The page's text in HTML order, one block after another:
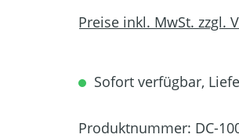
Preise inkl. MwSt. zzgl.
Sofort verfügbar,
Produktnummer: DC-